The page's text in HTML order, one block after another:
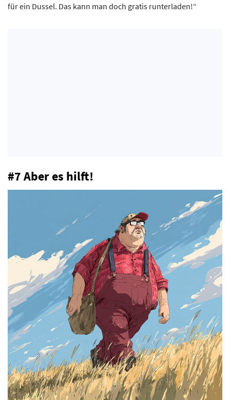
für ein Dussel. Das kann man doch gratis runterladen!“
#7 Aber es hilft!